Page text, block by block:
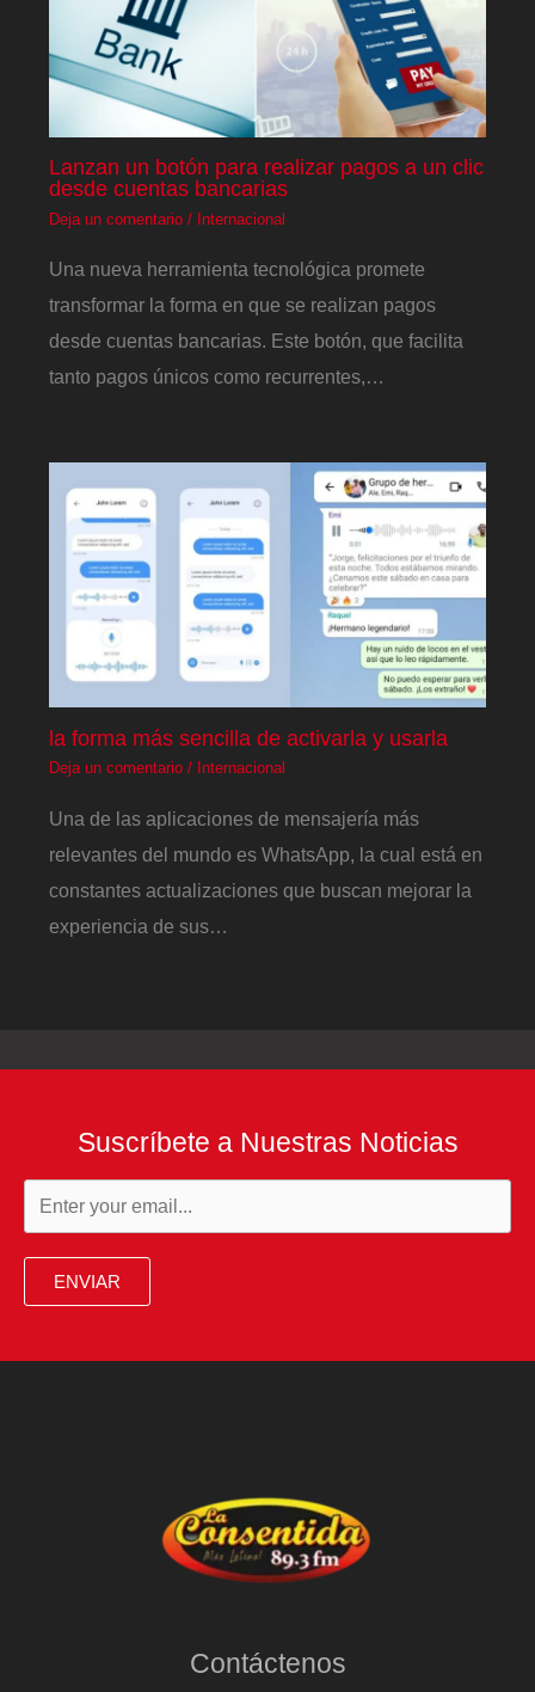
Lanzan un botón para realizar pagos a un clic
desde cuentas bancarias
Deja un comentario / Internacional
Una nueva herramienta tecnológica promete
transformar la forma en que se realizan pagos
desde cuentas bancarias. Este botón, que facilita
tanto pagos únicos como recurrentes,…
la forma más sencilla de activarla y usarla
Deja un comentario / Internacional
Una de las aplicaciones de mensajería más
relevantes del mundo es WhatsApp, la cual está en
constantes actualizaciones que buscan mejorar la
experiencia de sus…
Suscríbete a Nuestras Noticias
ENVIAR
Contáctenos